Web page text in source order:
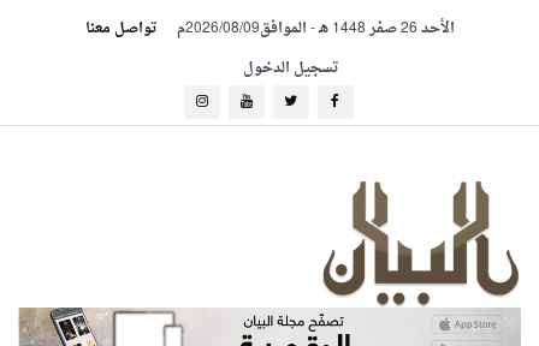
الأحد 26 صفر 1448 هـ -الموافق2026/08/09م
تواصل معنا
تسجيل الدخول